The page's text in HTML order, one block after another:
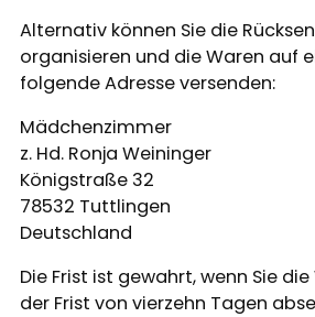
Alternativ können Sie die
organisieren und die Waren auf
folgende Adresse versenden:
Mädchenzimmer
z. Hd. Ronja Weininger
Königstraße 32
78532 Tuttlingen
Deutschland
Die Frist ist gewahrt, wenn Sie
der Frist von vierzehn Tagen